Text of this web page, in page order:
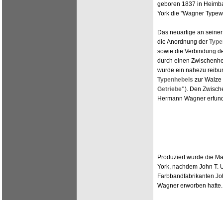
geboren 1837 in
York die "Wagner
Das neuartige an
die Anordnung der
sowie die Verbindung
durch einen
wurde ein nahezu
Typenhebels zur
Getriebe"). Den
Hermann Wagner
Produziert wurde die
York, nachdem John T.
Farbbandfabrikanten
Wagner erworben hatte.